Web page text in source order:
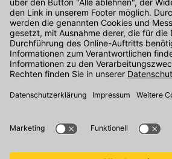
Kontakt
Unser Onlineshop Team ist montags bis
Uhr unter der Telefonnummer07071 / 151-
Alternativ können Sie unser
Den Kontakt direkt in unsere